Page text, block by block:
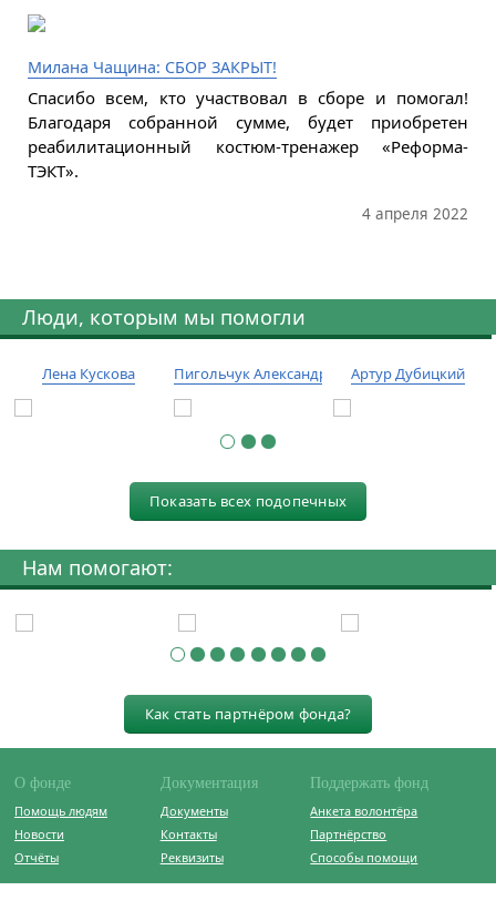
Милана Чащина: СБОР ЗАКРЫТ!
Спасибо всем, кто участвовал в сборе и помогал!
Благодаря собранной сумме, будет приобретен
реабилитационный костюм-тренажер «Реформа-
ТЭКТ».
4 апреля 2022
Люди, которым мы помогли
Лена Кускова Пигольчук Александр Артур Дубицкий
Показать всех подопечных
Нам помогают:
Как стать партнёром фонда?
О фонде
Помощь людям
Новости
Отчёты
Документация
Документы
Контакты
Реквизиты
Поддержать фонд
Анкета волонтёра
Партнёрство
Способы помощи